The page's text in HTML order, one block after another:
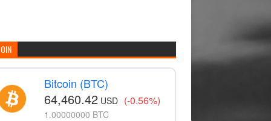
Bitcoin (BTC)
64,460.42 USD (-0.56%)
1.00000000 BTC